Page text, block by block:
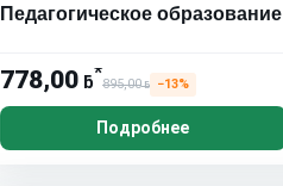
Педагогическое образование
778,00 ƃ*
895,00ƃ −13%
Подробнее